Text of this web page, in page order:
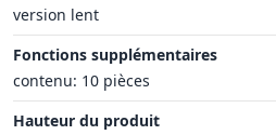
version lent
Fonctions supplémentaires
contenu: 10 pièces
Hauteur du produit